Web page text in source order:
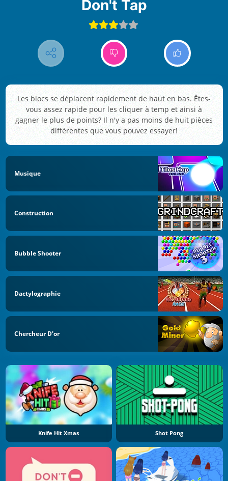
Don't Tap
Les blocs se déplacent rapidement de haut en bas. Êtes-
vous assez rapide pour les cliquer à temp et ainsi à
gagner le plus de points? Il n'y a pas moins de huit pièces
différentes que vous pouvez essayer!
Musique
Construction
Bubble Shooter
Dactylographie
Chercheur D'or
Knife Hit Xmas Shot Pong